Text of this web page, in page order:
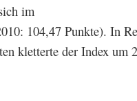
im
104,47 Punkte). In
kletterte der Index um